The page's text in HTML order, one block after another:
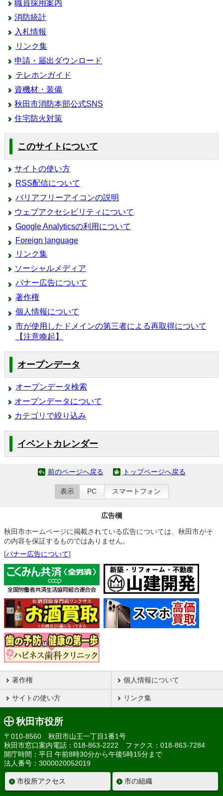
職員採用案内
消防統計
入札情報
リンク集
申請・届出ダウンロード
テレホンガイド
資機材・装備
秋田市消防本部公式SNS
住宅防火対策
このサイトについて
サイトの使い方
RSS配信について
バリアフリーアイコンの説明
ウェブアクセシビリティについて
Google Analyticsの利用について
Foreign language
リンク集
ソーシャルメディア
バナー広告について
著作権
個人情報について
市が使用したドメインの第三者による再取得について
【注意喚起】
オープンデータ
オープンデータ検索
オープンデータについて
カテゴリで絞り込み
イベントカレンダー
前のページへ戻る トップページへ戻る
表示 PC スマートフォン
広告欄
秋田市ホームページに掲載されている広告については、秋田市がそ
の内容を保証するものではありません。
[バナー広告について]
著作権 個人情報について
サイトの使い方 リンク集
秋田市役所
〒010-8560 秋田市山王一丁目1番1号
秋田市窓口案内電話：018-863-2222 ファクス：018-863-7284
開庁時間：平日 午前8時30分から午後5時15分まで
法人番号：3000020052019
市役所アクセス 市の組織